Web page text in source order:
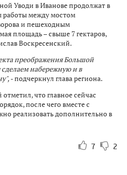
Уводи в Иванове продолжат в
работы между мостом
и пешеходным
площадь – свыше 7 гектаров,
Воскресенский.
преображения Большой
набережную и в
- подчеркнул глава региона.
что главное сейчас
после чего вместе с
реализовать дополнительно в
7 2